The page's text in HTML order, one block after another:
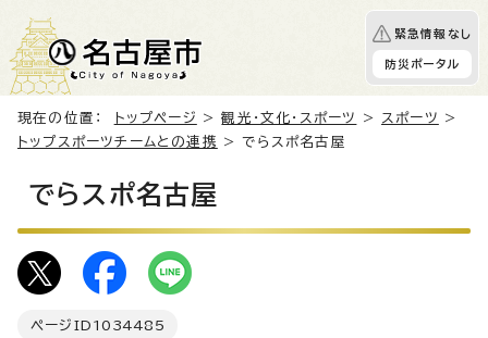
緊急情報なし
防災ポータル
現在の位置： トップページ >観光・文化・スポーツ > スポーツ
>
トップスポーツチームとの連携
> でらスポ名古屋
でらスポ名古屋
ページID 1034485